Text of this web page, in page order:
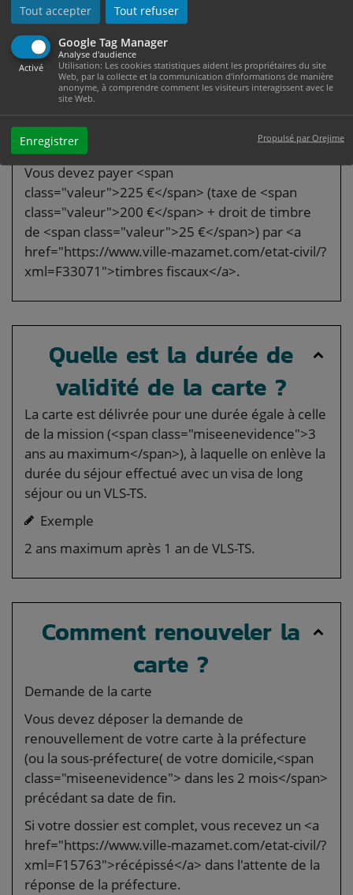
Tout accepter Tout refuser
Google Tag Manager
Activé
Analyse d'audience
Utilisation: Les cookies statistiques aident les propriétaires du site
Web, par la collecte et la communication d'informations de manière
anonyme, à comprendre comment les visiteurs interagissent avec le
site Web.
Enregistrer Propulsé par Orejime
sous-préfecture de votre domicile (à votre
arrivée en France sur présentation de votre visa
si vous avez fait votre demande à l'étranger).
Quel est le coût ?
Vous devez payer <span
class="valeur">225 €</span> (taxe de <span
class="valeur">200 €</span> + droit de timbre
de <span class="valeur">25 €</span>) par <a
href="https://www.ville-mazamet.com/etat-civil/?
xml=F33071">timbres fiscaux</a>.
Quelle est la durée de
validité de la carte ?
La carte est délivrée pour une durée égale à celle
de la mission (<span class="miseenevidence">3
ans au maximum</span>), à laquelle on enlève la
durée du séjour effectué avec un visa de long
séjour ou un VLS-TS.
Exemple
2 ans maximum après 1 an de VLS-TS.
Comment renouveler la
carte ?
Demande de la carte
Vous devez déposer la demande de
renouvellement de votre carte à la préfecture
(ou la sous-préfecture( de votre domicile,<span
class="miseenevidence"> dans les 2 mois</span>
précédant sa date de fin.
Si votre dossier est complet, vous recevez un <a
href="https://www.ville-mazamet.com/etat-civil/?
xml=F15763">récépissé</a> dans l'attente de la
réponse de la préfecture.